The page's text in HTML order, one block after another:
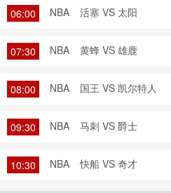
06:00 NBA 活塞 VS 太阳
07:30 NBA 黄蜂 VS 雄鹿
08:00 NBA 国王 VS 凯尔特人
09:30 NBA 马刺 VS 爵士
10:30 NBA 快船 VS 奇才